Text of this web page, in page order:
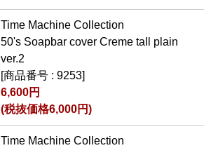
Time Machine Collection
50's Soapbar cover Creme tall plain
ver.2
[商品番号 : 9253]
6,600円
(税抜価格6,000円)
Time Machine Collection